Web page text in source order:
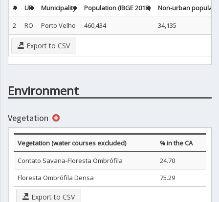
# UF Municipality Population (IBGE 2018)
Non-urban
2
RO Porto Velho 460,434 34,135
Export to CSV
Environment
Vegetation
Vegetation (water courses excluded)
% in the CA
Contato Savana-Floresta Ombrófila
24.70
Floresta Ombrófila Densa
75.29
Export to CSV